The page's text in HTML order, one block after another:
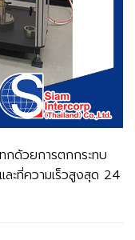
กด้วยการตกกระทบ
ะที่ความเร็วสูงสุด 24